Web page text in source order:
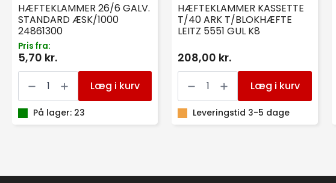
HÆFTEKLAMMER 26/6 GALV.
STANDARD ÆSK/1000
24861300
Pris fra:
5,70 kr.
HÆFTEKLAMMER
26/6
STANDARD
ÆSK/1000
24861300
Læg i kurv
På lager: 23
HÆFTEKLAMMER KASSETTE
T/40 ARK T/BLOKHÆFTE
LEITZ 5551 GUL K8
208,00 kr.
HÆFTEKLAMMER
KASSETTE
ARK
T/BLOKHÆFTE
LEITZ
Læg i kurv
Leveringstid 3-5 dage